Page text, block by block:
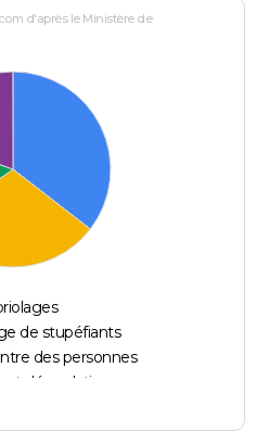
d'après le Ministère de
de stupéfiants
des personnes
dégradations